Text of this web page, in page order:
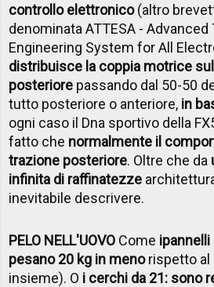
controllo elettronico(altro
denominata ATTESA - Advanced
Engineering System for All
distribuisce la coppia motrice
posteriore passando dal 50-50
tutto posteriore o anteriore, in
ogni caso il Dna sportivo della
fatto che normalmente il
trazione posteriore. Oltre che da
infinita di raffinatezze
inevitabile descrivere.
PELO NELL'UOVO Come i
pesano 20 kg in menorispetto al
insieme). O i cerchi da 21: sono